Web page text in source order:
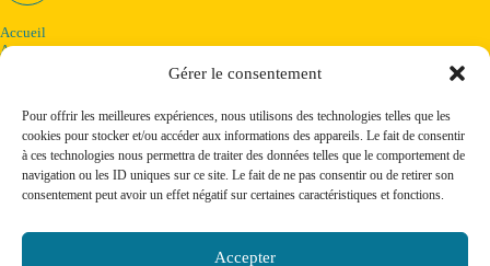
Gérer le consentement
Pour offrir les meilleures expériences, nous utilisons des technologies telles que les
cookies pour stocker et/ou accéder aux informations des appareils. Le fait de consentir
à ces technologies nous permettra de traiter des données telles que le comportement de
navigation ou les ID uniques sur ce site. Le fait de ne pas consentir ou de retirer son
consentement peut avoir un effet négatif sur certaines caractéristiques et fonctions.
Accepter
Accueil
A propos
Contact
Politique de confidentialité
Mentions légales - Sitemap
Adresse :